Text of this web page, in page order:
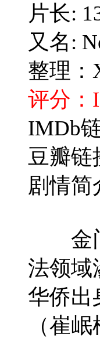
片长:
又名:
整理：
评分：
IMDb
豆瓣链
剧情简
金门
法领域
华侨出
（崔